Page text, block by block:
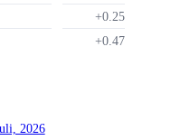
+0.25
+0.47
2026